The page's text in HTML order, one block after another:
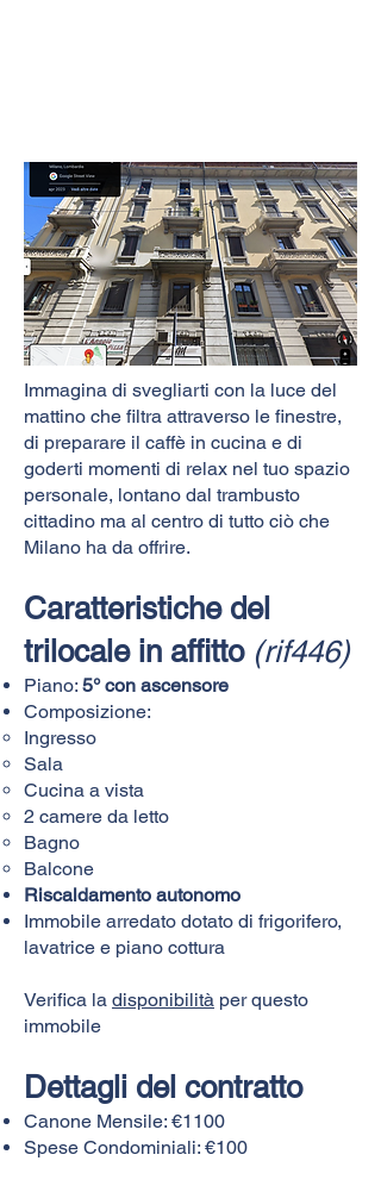
Immagina di svegliarti con la luce del
mattino che filtra attraverso le finestre,
di preparare il caffè in cucina e di
goderti momenti di relax nel tuo spazio
personale, lontano dal trambusto
cittadino ma al centro di tutto ciò che
Milano ha da offrire.
Caratteristiche del
trilocale in affitto (rif446)
Piano: 5° con ascensore
Composizione:​
Ingresso
Sala
Cucina a vista
2 camere da letto
Bagno
Balcone
Riscaldamento autonomo
Immobile arredato dotato di frigorifero,
lavatrice e piano cottura
Verifica la disponibilità per questo
immobile
Dettagli del contratto
Canone Mensile: €1100
Spese Condominiali: €100